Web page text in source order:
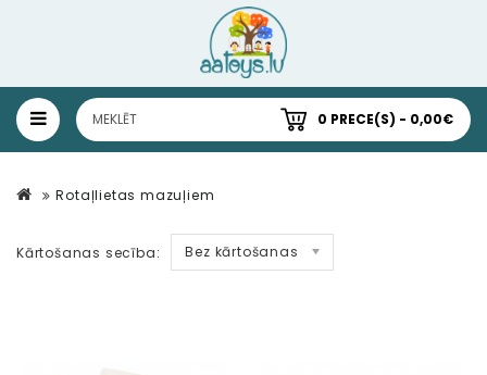
0 PRECE(S) - 0,00€
Rotaļlietas mazuļiem
Kārtošanas secība: Bez kārtošanas